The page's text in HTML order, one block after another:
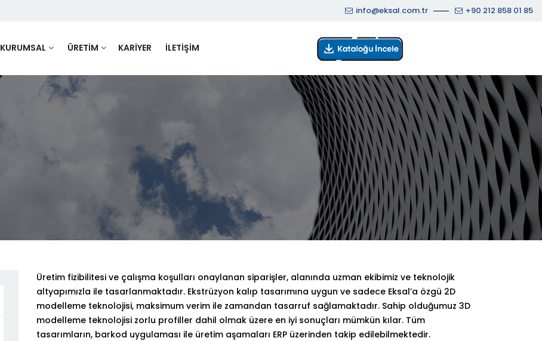
info@eksal.com.tr +90 212 858 01 85
KURUMSAL ÜRETİM KARİYER İLETİŞİM
Üretim fizibilitesi ve çalışma koşulları onaylanan siparişler, alanında uzman ekibimiz ve teknolojik
altyapımızla ile tasarlanmaktadır. Ekstrüzyon kalıp tasarımına uygun ve sadece Eksal’a özgü 2D
modelleme teknolojisi, maksimum verim ile zamandan tasarruf sağlamaktadır. Sahip olduğumuz 3D
modelleme teknolojisi zorlu profiller dahil olmak üzere en iyi sonuçları mümkün kılar. Tüm
tasarımların, barkod uygulaması ile üretim aşamaları ERP üzerinden takip edilebilmektedir.